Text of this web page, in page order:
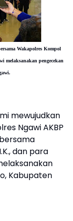
Wakapolres Kompol
melaksanakan pengecekan
mewujudkan
Ngawi AKBP
dan para
Kabupaten